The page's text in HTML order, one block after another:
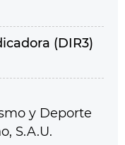
(DIR3)
y Deporte
S.A.U.